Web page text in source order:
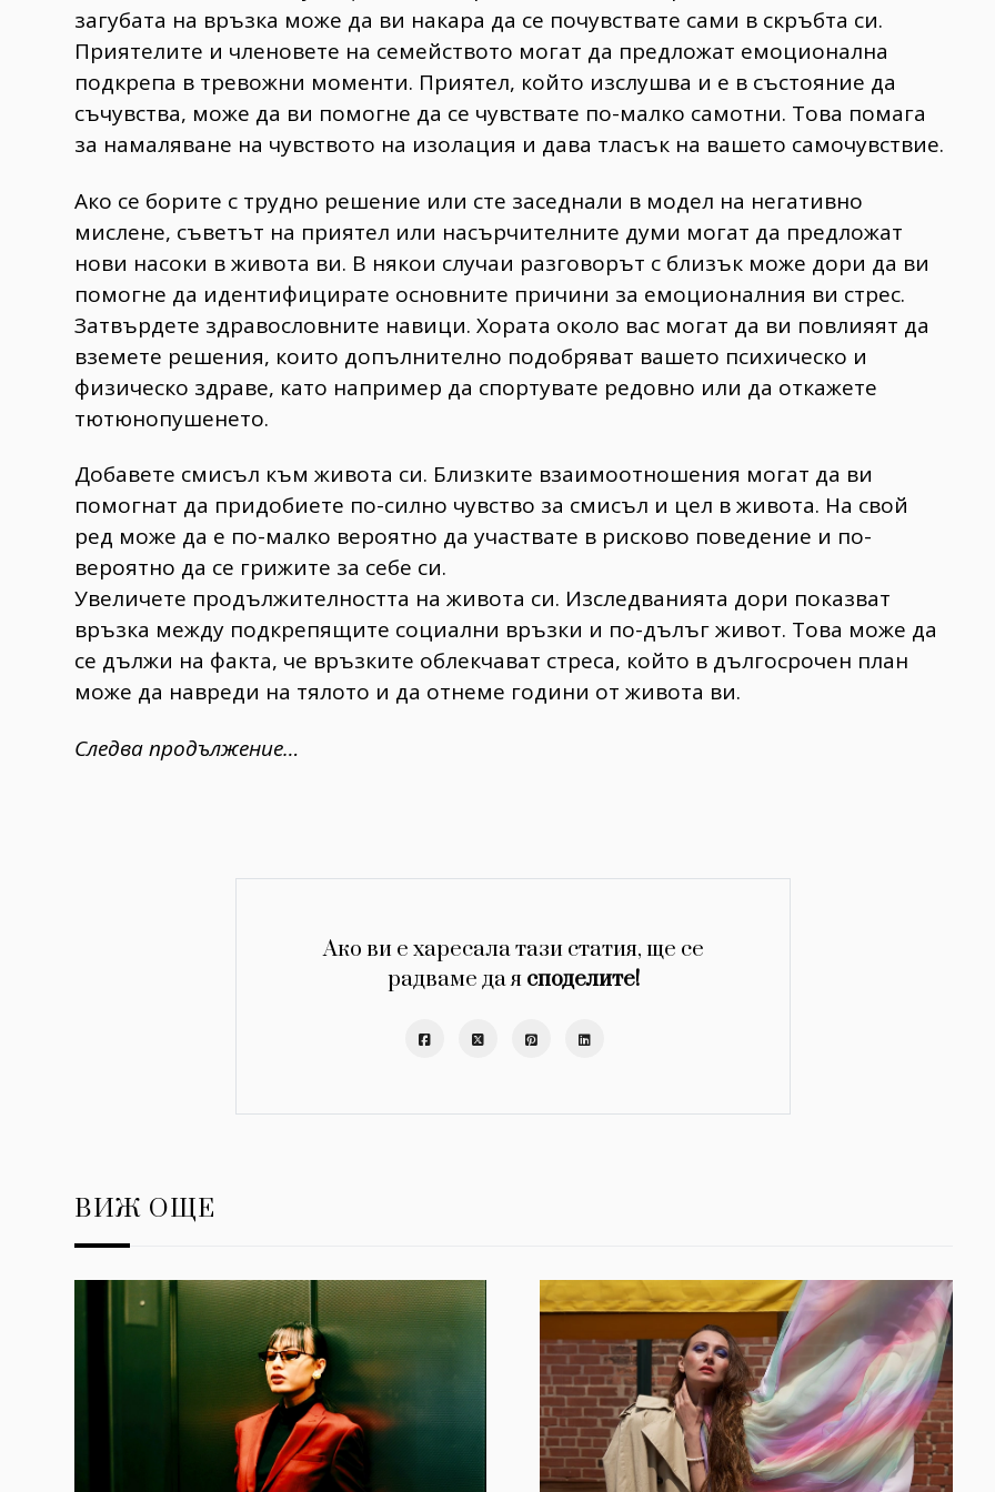
загубата на връзка може да ви накара да се почувствате сами в скръбта си.
Приятелите и членовете на семейството могат да предложат емоционална
подкрепа в тревожни моменти. Приятел, който изслушва и е в състояние да
съчувства, може да ви помогне да се чувствате по-малко самотни. Това помага
за намаляване на чувството на изолация и дава тласък на вашето самочувствие.
Ако се борите с трудно решение или сте заседнали в модел на негативно
мислене, съветът на приятел или насърчителните думи могат да предложат
нови насоки в живота ви. В някои случаи разговорът с близък може дори да ви
помогне да идентифицирате основните причини за емоционалния ви стрес.
Затвърдете здравословните навици. Хората около вас могат да ви повлияят да
вземете решения, които допълнително подобряват вашето психическо и
физическо здраве, като например да спортувате редовно или да откажете
тютюнопушенето.
Добавете смисъл към живота си. Близките взаимоотношения могат да ви
помогнат да придобиете по-силно чувство за смисъл и цел в живота. На свой
ред може да е по-малко вероятно да участвате в рисково поведение и по-
вероятно да се грижите за себе си.
Увеличете продължителността на живота си. Изследванията дори показват
връзка между подкрепящите социални връзки и по-дълъг живот. Това може да
се дължи на факта, че връзките облекчават стреса, който в дългосрочен план
може да навреди на тялото и да отнеме години от живота ви.
Следва продължение…
Ако ви е харесала тази статия, ще се
радваме да я споделите!
ВИЖ ОЩЕ